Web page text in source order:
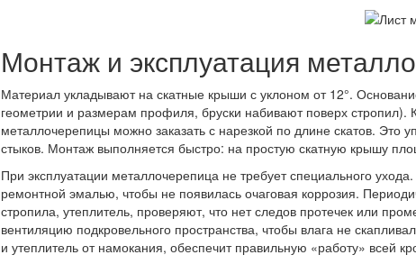
Монтаж и эксплуатация
Материал укладывают на скатные крыши с уклоном от 12°.
геометрии и размерам профиля, бруски набивают поверх
металлочерепицы можно заказать с нарезкой по длине скатов. Это
стыков. Монтаж выполняется быстро: на простую скатную крышу
При эксплуатации металлочерепица не требует специального
ремонтной эмалью, чтобы не появилась очаговая коррозия.
стропила, утеплитель, проверяют, что нет следов протечек или
вентиляцию подкровельного пространства, чтобы влага не
и утеплитель от намокания, обеспечит правильную «работу» всей